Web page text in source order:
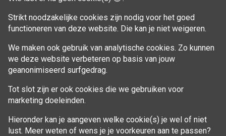
Strikt noodzakelijke cookies zijn nodig voor het goed
functioneren van deze website. Die kan je niet weigeren.
We maken ook gebruik van analytische cookies. Zo kunnen
we deze website verbeteren op basis van jouw
geanonimiseerd surfgedrag.
Tot slot zijn er ook cookies die we gebruiken voor
marketing doeleinden.
Hieronder kan je aangeven welke cookie(s) je wel of niet
lust. Meer weten of wens je je voorkeuren aan te passen?
VOLG MIJ
Facebook